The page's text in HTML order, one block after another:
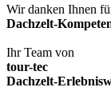
Wir danken Ihnen
Dachzelt-
Ihr Team von
tour-tec
Dachzelt-